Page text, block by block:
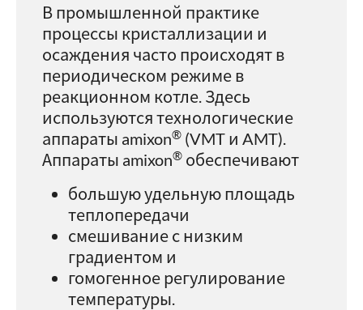
В промышленной практике
процессы кристаллизации и
осаждения часто происходят в
периодическом режиме в
реакционном котле. Здесь
используются технологические
аппараты amixon® (VMT и AMT).
Аппараты amixon® обеспечивают
большую удельную площадь
теплопередачи
смешивание с низким
градиентом и
гомогенное регулирование
температуры.